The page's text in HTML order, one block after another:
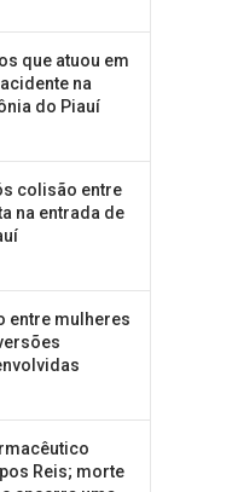
que atuou em
na
do Piauí
colisão entre
na entrada de
entre mulheres
Reis; morte